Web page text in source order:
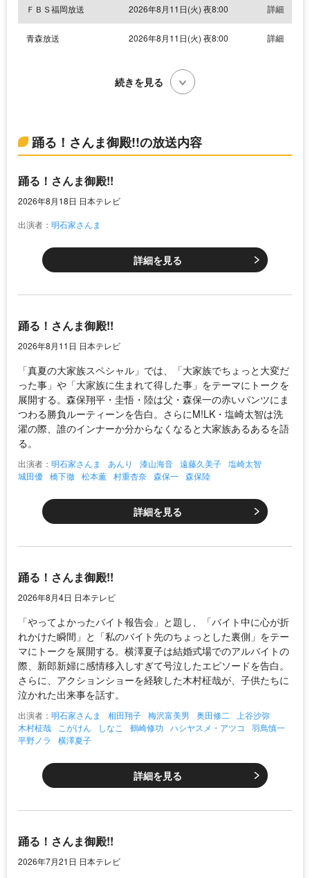
ＦＢＳ福岡放送 2026年8月11日(火) 夜8:00 詳細
青森放送 2026年8月11日(火) 夜8:00 詳細
続きを見る
踊る！さんま御殿!!の放送内容
踊る！さんま御殿!!
2026年8月18日 日本テレビ
出演者： 明石家さんま
詳細を見る
踊る！さんま御殿!!
2026年8月11日 日本テレビ
「真夏の大家族スペシャル」では、「大家族でちょっと大変だ
った事」や「大家族に生まれて得した事」をテーマにトークを
展開する。森保翔平・圭悟・陸は父・森保一の赤いパンツにま
つわる勝負ルーティーンを告白。さらにM!LK・塩崎太智は洗
濯の際、誰のインナーか分からなくなると大家族あるあるを語
る。
出演者： 明石家さんま あんり 漆山海音 遠藤久美子 塩崎太智
城田優 橋下徹 松本薫 村重杏奈 森保一 森保陸
詳細を見る
踊る！さんま御殿!!
2026年8月4日 日本テレビ
「やってよかったバイト報告会」と題し、「バイト中に心が折
れかけた瞬間」と「私のバイト先のちょっとした裏側」をテー
マにトークを展開する。横澤夏子は結婚式場でのアルバイトの
際、新郎新婦に感情移入しすぎて号泣したエピソードを告白。
さらに、アクションショーを経験した木村柾哉が、子供たちに
泣かれた出来事を話す。
出演者： 明石家さんま 相田翔子 梅沢富美男 奥田修二
上谷沙弥
木村柾哉
こがけん しなこ 鶴崎修功 ハシヤスメ・アツコ
羽鳥慎一
平野ノラ
横澤夏子
詳細を見る
踊る！さんま御殿!!
2026年7月21日 日本テレビ